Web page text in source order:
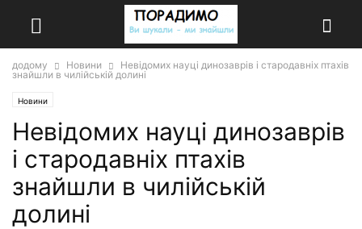
додому Новини
Невідомих науці динозаврів і стародавніх птахів
знайшли в чилійській долині
Новини
Невідомих науці динозаврів
і стародавніх птахів
знайшли в чилійській
долині